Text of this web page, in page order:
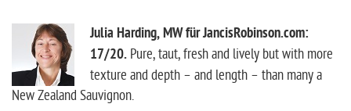
Julia Harding, MW für JancisRobinson.com:
17/20. Pure, taut, fresh and lively but with more
texture and depth – and length – than many a
New Zealand Sauvignon.